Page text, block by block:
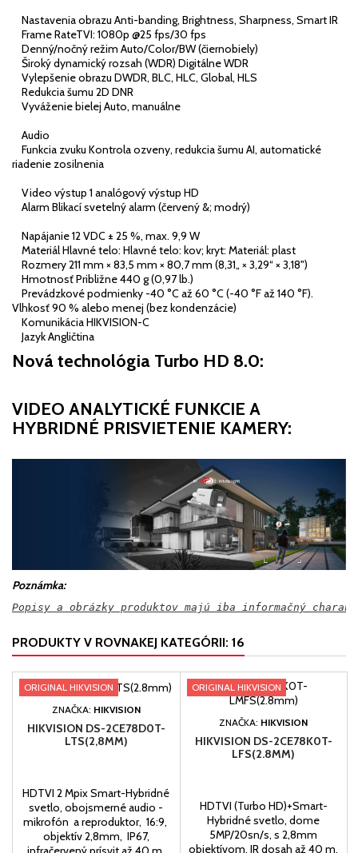
Nastavenia obrazu Anti-banding, Brightness, Sharpness, Smart IR
Frame RateTVI: 1080p @25 fps/30 fps
Denný/nočný režim Auto/Color/BW (čiernobiely)
Široký dynamický rozsah (WDR) Digitálne WDR
Vylepšenie obrazu DWDR, BLC, HLC, Global, HLS
Redukcia šumu 2D DNR
Vyváženie bielej Auto, manuálne
Audio
Funkcia zvuku Kontrola ozveny, redukcia šumu AI, automatické
riadenie zosilnenia
Video výstup 1 analógový výstup HD
Alarm Blikací svetelný alarm (červený &; modrý)
Napájanie 12 VDC ± 25 %, max. 9,9 W
Materiál Hlavné telo: Hlavné telo: kov; kryt: Materiál: plast
Rozmery 211 mm × 83,5 mm × 80,7 mm (8,31„ × 3,29“ × 3,18")
Hmotnosť Približne 440 g (0,97 lb.)
Prevádzkové podmienky -40 °C až 60 °C (-40 °F až 140 °F).
Vlhkosť 90 % alebo menej (bez kondenzácie)
Komunikácia HIKVISION-C
Jazyk Angličtina
Nová technológia Turbo HD 8.0:
VIDEO ANALYTICKÉ FUNKCIE A
HYBRIDNÉ PRISVIETENIE KAMERY:
Poznámka:
Popisy a obrázky produktov majú iba informačný
PRODUKTY V ROVNAKEJ KATEGÓRII: 16
ORIGINAL HIKVISION
ZNAČKA: HIKVISION
HIKVISION DS-2CE78D0T-
LTS(2,8MM)
HDTVI 2 Mpix Smart-Hybridné
svetlo, obojsmerné audio -
mikrofón a reproduktor, 16:9,
objektív 2,8mm, IP67,
ORIGINAL HIKVISION
ZNAČKA: HIKVISION
HIKVISION DS-2CE78K0T-
LFS(2.8MM)
HDTVI (Turbo HD)+Smart-
Hybridné svetlo, dome
5MP/20sn/s, s 2,8mm
objektívom, IR dosah až 40 m,